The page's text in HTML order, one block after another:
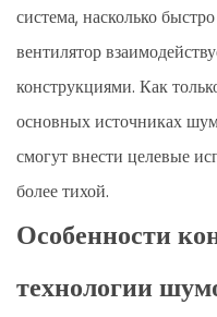
система, насколько
вентилятор
конструкциями. Как
основных источниках
смогут внести целевые
более тихой.
Особенности
технологии